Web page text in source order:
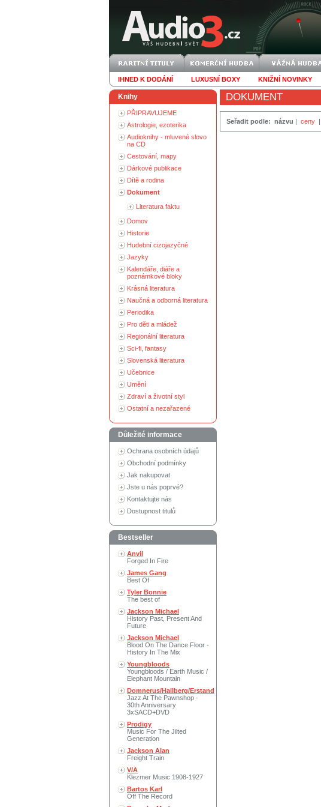
IHNED K DODÁNÍ LUXUSNÍ BOXY KNIŽNÍ NOVINKY
Knihy
PŘIPRAVUJEME
Astrologie, ezoterika
Audioknihy - mluvené slovo
na CD
Cestování, mapy
Dárkové publikace
Dítě a rodina
Dokument
Literatura faktu
Domov
Historie
Hudební cizojazyčné
Jazyky
Kalendáře, diáře a
poznámkové bloky
Krásná literatura
Naučná a odborná literatura
Periodika
Pro děti a mládež
Regionální literatura
Sci-fi, fantasy
Slovenská literatura
Učebnice
Umění
Zdraví a životní styl
Ostatní a nezařazené
Důležité informace
Ochrana osobních údajů
Obchodní podmínky
Jak nakupovat
Jste u nás poprvé?
Kontaktujte nás
Dostupnost titulů
Bestseller
Anvil
Forged In Fire
James Gang
Best Of
Tyler Bonnie
The best of
Jackson Michael
History Past, Present And
Future
Jackson Michael
Blood On The Dance Floor -
History In The Mix
Youngbloods
Youngbloods / Earth Music /
Elephant Mountain
Domnerus/Hallberg/Erstand
Jazz At The Pawnshop -
30th Anniversary
3xSACD+DVD
Prodigy
Music For The Jilted
Generation
Jackson Alan
Freight Train
V/A
Klezmer Music 1908-1927
Bartos Karl
Off The Record
DOKUMENT
Seřadit podle: názvu | ceny |